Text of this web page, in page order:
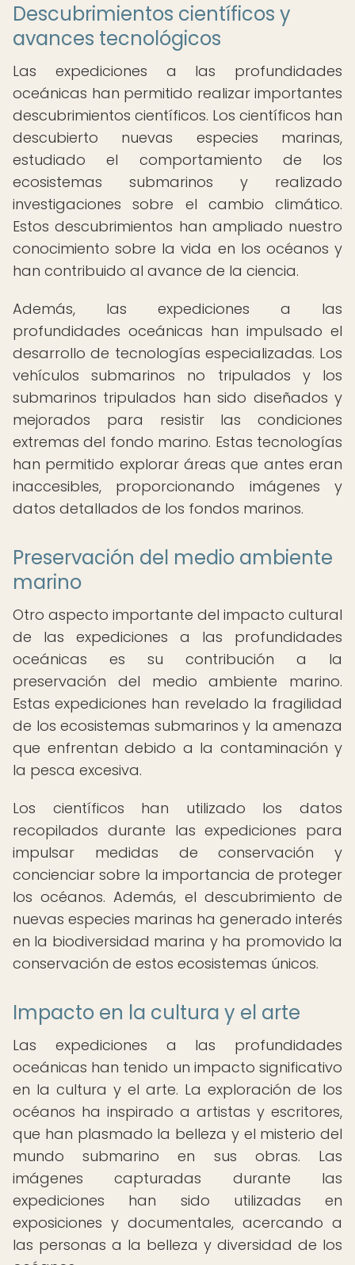
Descubrimientos científicos y
avances tecnológicos
Las expediciones a las profundidades
oceánicas han permitido realizar importantes
descubrimientos científicos. Los científicos han
descubierto nuevas especies marinas,
estudiado el comportamiento de los
ecosistemas submarinos y realizado
investigaciones sobre el cambio climático.
Estos descubrimientos han ampliado nuestro
conocimiento sobre la vida en los océanos y
han contribuido al avance de la ciencia.
Además, las expediciones a las
profundidades oceánicas han impulsado el
desarrollo de tecnologías especializadas. Los
vehículos submarinos no tripulados y los
submarinos tripulados han sido diseñados y
mejorados para resistir las condiciones
extremas del fondo marino. Estas tecnologías
han permitido explorar áreas que antes eran
inaccesibles, proporcionando imágenes y
datos detallados de los fondos marinos.
Preservación del medio ambiente
marino
Otro aspecto importante del impacto cultural
de las expediciones a las profundidades
oceánicas es su contribución a la
preservación del medio ambiente marino.
Estas expediciones han revelado la fragilidad
de los ecosistemas submarinos y la amenaza
que enfrentan debido a la contaminación y
la pesca excesiva.
Los científicos han utilizado los datos
recopilados durante las expediciones para
impulsar medidas de conservación y
concienciar sobre la importancia de proteger
los océanos. Además, el descubrimiento de
nuevas especies marinas ha generado interés
en la biodiversidad marina y ha promovido la
conservación de estos ecosistemas únicos.
Impacto en la cultura y el arte
Las expediciones a las profundidades
oceánicas han tenido un impacto significativo
en la cultura y el arte. La exploración de los
océanos ha inspirado a artistas y escritores,
que han plasmado la belleza y el misterio del
mundo submarino en sus obras. Las
imágenes capturadas durante las
expediciones han sido utilizadas en
exposiciones y documentales, acercando a
las personas a la belleza y diversidad de los